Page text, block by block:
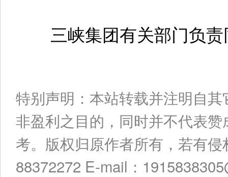
三峡集团有关部门负责
特别声明：本站转载并注明自
非盈利之目的，同时并不代表
考。版权归原作者所有，若有
88372272 E-mail：